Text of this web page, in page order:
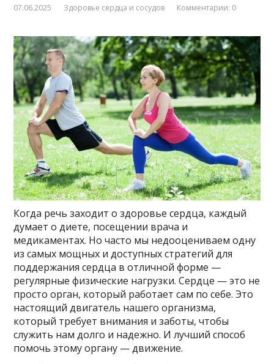
07.06.2025 Здоровье сердца и сосудов Комментарии: 0
Когда речь заходит о здоровье сердца, каждый
думает о диете, посещении врача и
медикаментах. Но часто мы недооцениваем одну
из самых мощных и доступных стратегий для
поддержания сердца в отличной форме —
регулярные физические нагрузки. Сердце — это не
просто орган, который работает сам по себе. Это
настоящий двигатель нашего организма,
который требует внимания и заботы, чтобы
служить нам долго и надежно. И лучший способ
помочь этому органу — движение.